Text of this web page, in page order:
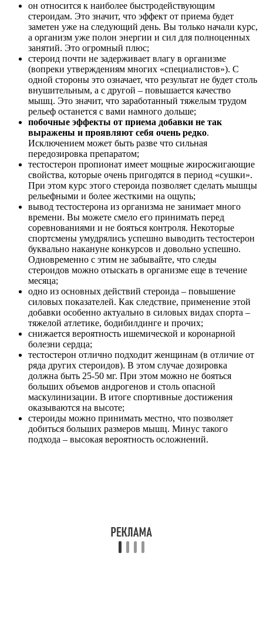
он относится к наиболее быстродействующим
стероидам. Это значит, что эффект от приема будет
заметен уже на следующий день. Вы только начали курс,
а организм уже полон энергии и сил для полноценных
занятий. Это огромный плюс;
стероид почти не задерживает влагу в организме
(вопреки утверждениям многих «специалистов»). С
одной стороны это означает, что результат не будет столь
внушительным, а с другой – повышается качество
мышц. Это значит, что заработанный тяжелым трудом
рельеф останется с вами намного дольше;
побочные эффекты от приема добавки не так
выражены и проявляют себя очень редко.
Исключением может быть разве что сильная
передозировка препаратом;
тестостерон пропионат имеет мощные жиросжигающие
свойства, которые очень пригодятся в период «сушки».
При этом курс этого стероида позволяет сделать мышцы
рельефными и более жесткими на ощупь;
вывод тестостерона из организма не занимает много
времени. Вы можете смело его принимать перед
соревнованиями и не бояться контроля. Некоторые
спортсмены умудрялись успешно выводить тестостерон
буквально накануне конкурсов и довольно успешно.
Одновременно с этим не забывайте, что следы
стероидов можно отыскать в организме еще в течение
месяца;
одно из основных действий стероида – повышение
силовых показателей. Как следствие, применение этой
добавки особенно актуально в силовых видах спорта –
тяжелой атлетике, бодибилдинге и прочих;
снижается вероятность ишемической и коронарной
болезни сердца;
тестостерон отлично подходит женщинам (в отличие от
ряда других стероидов). В этом случае дозировка
должна быть 25-50 мг. При этом можно не бояться
больших объемов андрогенов и столь опасной
маскулинизации. В итоге спортивные достижения
оказываются на высоте;
стероиды можно принимать местно, что позволяет
добиться больших размеров мышц. Минус такого
подхода – высокая вероятность осложнений.